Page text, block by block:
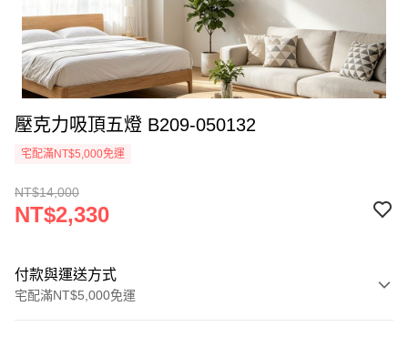
壓克力吸頂五燈 B209-050132
宅配滿NT$5,000免運
NT$14,000
NT$2,330
付款與運送方式
宅配滿NT$5,000免運